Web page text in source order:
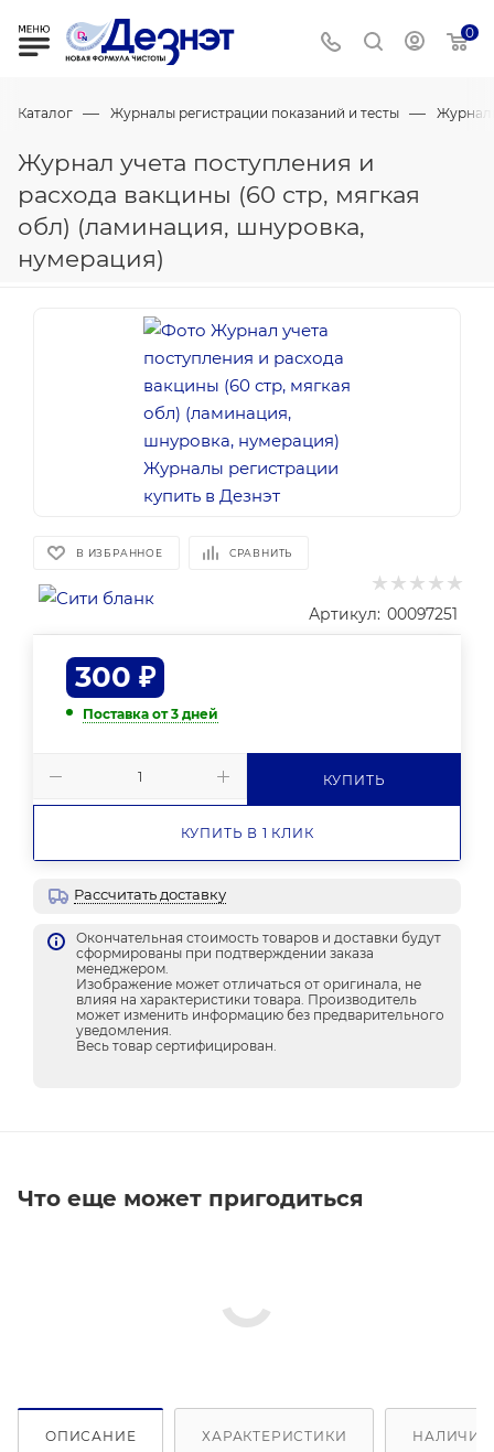
0
Каталог — Журналы регистрации показаний и тесты —
Журнал учета поступления и
расхода вакцины (60 стр, мягкая
обл) (ламинация, шнуровка,
нумерация)
В ИЗБРАННОЕ СРАВНИТЬ
Артикул: 00097251
300 ₽
Поставка от 3 дней
КУПИТЬ
КУПИТЬ В 1 КЛИК
Рассчитать доставку
Окончательная стоимость товаров и доставки будут
сформированы при подтверждении заказа
менеджером.
Изображение может отличаться от оригинала, не
влияя на характеристики товара. Производитель
может изменить информацию без предварительного
уведомления.
Весь товар сертифицирован.
Что еще может пригодиться
ОПИСАНИЕ ХАРАКТЕРИСТИКИ НАЛИЧИЕ